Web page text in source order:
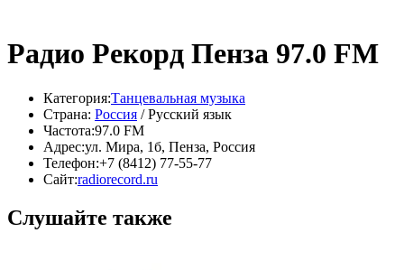
Радио Рекорд Пенза 97.0 FM
Категория:Танцевальная музыка
Страна: Россия / Русский язык
Частота:97.0 FM
Адрес:ул. Мира, 1б, Пенза, Россия
Телефон:+7 (8412) 77-55-77
Сайт:radiorecord.ru
Слушайте также